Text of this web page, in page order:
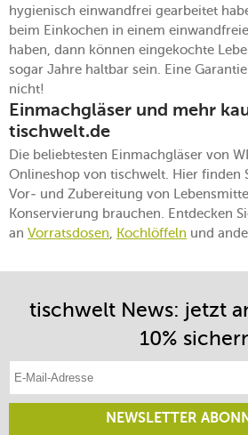
hygienisch einwandfrei gearbeitet
beim Einkochen in einem
haben, dann können eingekochte
sogar Jahre haltbar sein. Eine
nicht!
Einmachgläser und mehr
tischwelt.de
Die beliebtesten Einmachgläser von
Onlineshop von tischwelt. Hier finden
Vor- und Zubereitung von
Konservierung brauchen. Entdecken
an Vorratsdosen Kochlöffeln und
tischwelt News: jetzt
10%
NEWSLETTER